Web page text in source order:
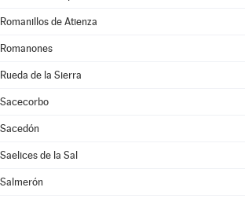
Romanillos de Atienza
Romanones
Rueda de la Sierra
Sacecorbo
Sacedón
Saelices de la Sal
Salmerón